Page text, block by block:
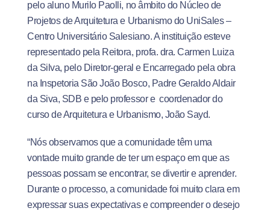
pelo aluno Murilo Paolli, no âmbito do Núcleo de
Projetos de Arquitetura e Urbanismo do UniSales –
Centro Universitário Salesiano. A instituição esteve
representado pela Reitora, profa. dra. Carmen Luiza
da Silva, pelo Diretor-geral e Encarregado pela obra
na Inspetoria São João Bosco, Padre Geraldo Aldair
da Siva, SDB e pelo professor e coordenador do
curso de Arquitetura e Urbanismo, João Sayd.
“Nós observamos que a comunidade têm uma
vontade muito grande de ter um espaço em que as
pessoas possam se encontrar, se divertir e aprender.
Durante o processo, a comunidade foi muito clara em
expressar suas expectativas e compreender o desejo